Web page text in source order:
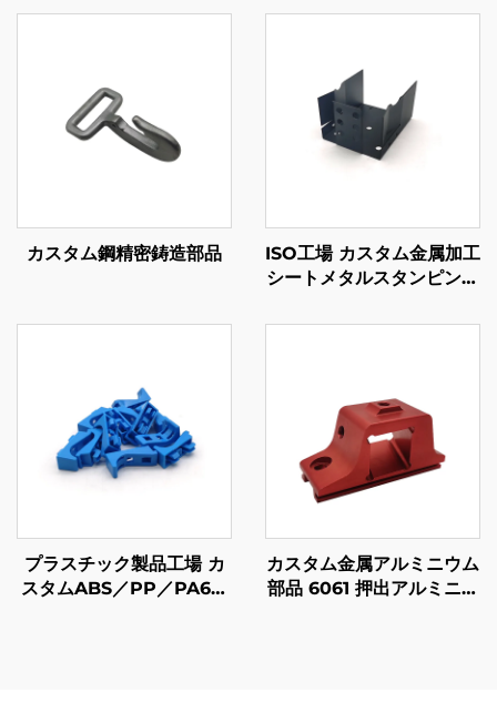
カスタム鋼精密鋳造部品
ISO工場 カスタム金属加工
シートメタルスタンピング
プラスチック製品工場 カ
スタムABS／PP／PA6プ
カスタム金属アルミニウム
部品 6061 押出アルミニウ